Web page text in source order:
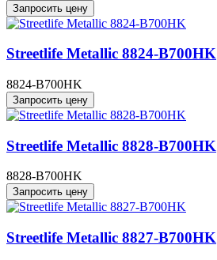
Запросить цену
Streetlife Metallic 8824-B700HK
8824-B700HK
Запросить цену
Streetlife Metallic 8828-B700HK
8828-B700HK
Запросить цену
Streetlife Metallic 8827-B700HK